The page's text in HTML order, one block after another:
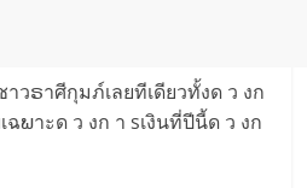
าวຣาศีกุมภ์เลยทีเดียวทั้งด ว งก
ฉພาะด ว งก า sเงินที่ปีนี้ด ว งก